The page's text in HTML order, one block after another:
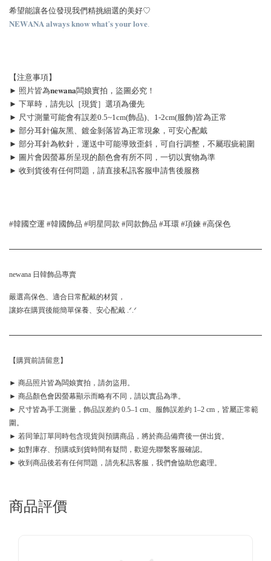
希望能讓各位發現我們精挑細選的美好♡
𝐍𝐄𝐖𝐀𝐍𝐀 𝐚𝐥𝐰𝐚𝐲𝐬 𝐤𝐧𝐨𝐰 𝐰𝐡𝐚𝐭’𝐬 𝐲𝐨𝐮𝐫 𝐥𝐨𝐯𝐞.
【注意事項】
► 照片皆為𝐧𝐞𝐰𝐚𝐧𝐚闆娘實拍，盜圖必究！
► 下單時，請先以［現貨］選項為優先
► 尺寸測量可能會有誤差0.5~1cm(飾品)、1-2cm(服飾)皆為正常
► 部分耳針偏灰黑、鍍金剝落皆為正常現象，可安心配戴
► 部分耳針為軟針，運送中可能導致歪斜，可自行調整，不屬瑕疵範圍
► 圖片會因螢幕所呈現的顏色會有所不同，一切以實物為準
► 收到貨後有任何問題，請直接私訊客服申請售後服務
#韓國空運 #韓國飾品 #明星同款 #同款飾品 #耳環 #項鍊 #高保色
newana 日韓飾品專賣
嚴選高保色、適合日常配戴的材質，
讓妳在購買後能簡單保養、安心配戴 .ᐟ.ᐟ
【購買前請留意】
► 商品照片皆為闆娘實拍，請勿盜用。
► 商品顏色會因螢幕顯示而略有不同，請以實品為準。
► 尺寸皆為手工測量，飾品誤差約 0.5–1 cm、服飾誤差約 1–2 cm，皆屬正常範
圍。
► 若同筆訂單同時包含現貨與預購商品，將於商品備齊後一併出貨。
► 如對庫存、預購或到貨時間有疑問，歡迎先聯繫客服確認。
► 收到商品後若有任何問題，請先私訊客服，我們會協助您處理。
商品評價